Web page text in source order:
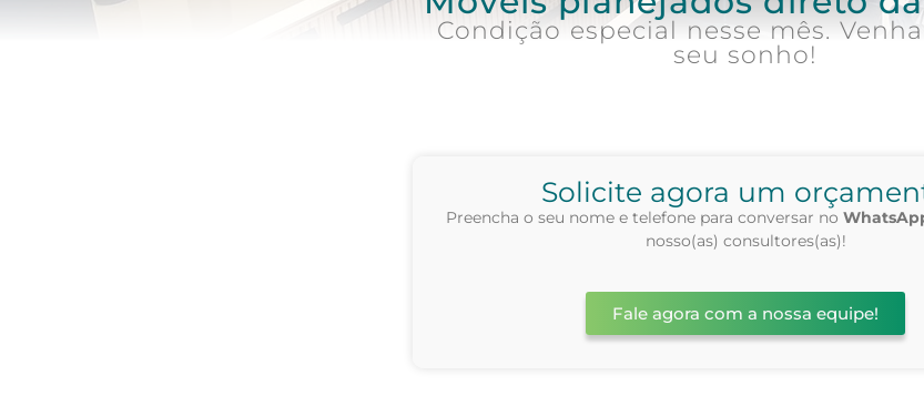
Condição especial nesse mês.
seu sonho!
Solicite agora um
Preencha o seu nome e telefone para conversar no
nosso(as) consultores(as)!
Fale agora com a nossa equipe!